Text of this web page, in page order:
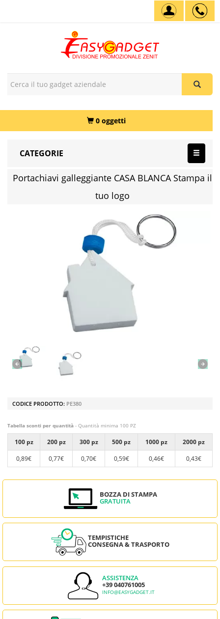
0 oggetti
CATEGORIE
Portachiavi galleggiante CASA BLANCA Stampa il
tuo logo
CODICE PRODOTTO: PE380
Tabella sconti per quantità - Quantità minima 100 PZ
100 pz 200 pz 300 pz 500 pz 1000 pz
2000 pz
0,89€
0,77€ 0,70€ 0,59€ 0,46€ 0,43€
BOZZA DI STAMPA
GRATUITA
TEMPISTICHE
CONSEGNA & TRASPORTO
ASSISTENZA
+39 040761005
INFO@EASYGADGET.IT